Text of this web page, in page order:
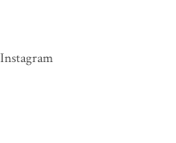
Instagram